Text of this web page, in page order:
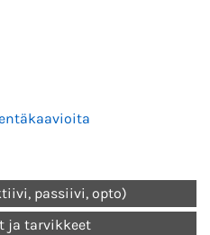
passiivi, opto)
ja tarvikkeet